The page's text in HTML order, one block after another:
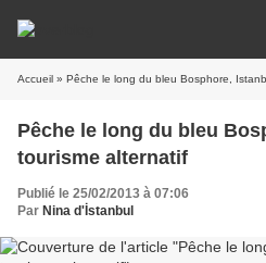
Accueil » Pêche le long du bleu Bosphore,
Pêche le long du bleu
tourisme alternatif
Publié le 25/02/2013 à 07:06
Par Nina d'İstanbul